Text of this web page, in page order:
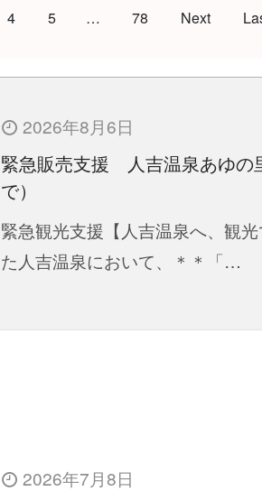
4 5 … 78 Next
2026年8月6日
緊急販売支援 人吉温泉あゆの
で）
緊急観光支援【人吉温泉へ、観
た人吉温泉において、＊＊「…
2026年7月8日